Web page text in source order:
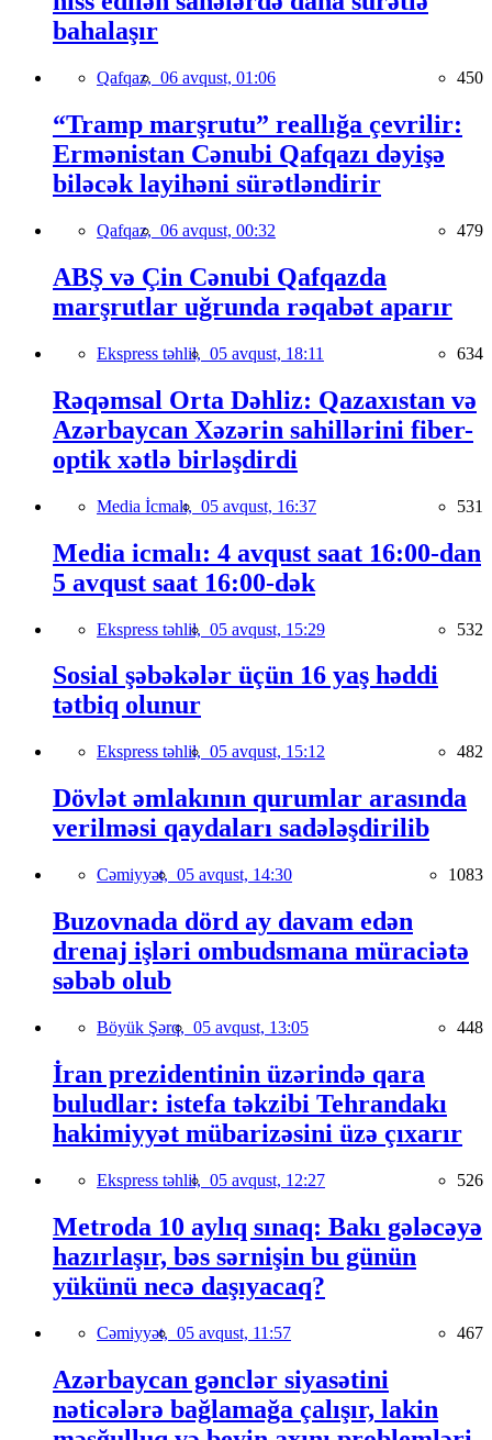
bahalaşır
Qafqaz, 06 avqust, 01:06 450
“Tramp marşrutu” reallığa çevrilir:
Ermənistan Cənubi Qafqazı dəyişə
biləcək layihəni sürətləndirir
Qafqaz, 06 avqust, 00:32 479
ABŞ və Çin Cənubi Qafqazda
marşrutlar uğrunda rəqabət aparır
Ekspress təhlil, 05 avqust, 18:11 634
Rəqəmsal Orta Dəhliz: Qazaxıstan və
Azərbaycan Xəzərin sahillərini fiber-
optik xətlə birləşdirdi
Media İcmalı, 05 avqust, 16:37 531
Media icmalı: 4 avqust saat 16:00-dan
5 avqust saat 16:00-dək
Ekspress təhlil, 05 avqust, 15:29 532
Sosial şəbəkələr üçün 16 yaş həddi
tətbiq olunur
Ekspress təhlil, 05 avqust, 15:12 482
Dövlət əmlakının qurumlar arasında
verilməsi qaydaları sadələşdirilib
Cəmiyyət, 05 avqust, 14:30 1083
Buzovnada dörd ay davam edən
drenaj işləri ombudsmana müraciətə
səbəb olub
Böyük Şərq, 05 avqust, 13:05 448
İran prezidentinin üzərində qara
buludlar: istefa təkzibi Tehrandakı
hakimiyyət mübarizəsini üzə çıxarır
Ekspress təhlil, 05 avqust, 12:27 526
Metroda 10 aylıq sınaq: Bakı gələcəyə
hazırlaşır, bəs sərnişin bu günün
yükünü necə daşıyacaq?
Cəmiyyət, 05 avqust, 11:57 467
Azərbaycan gənclər siyasətini
nəticələrə bağlamağa çalışır, lakin